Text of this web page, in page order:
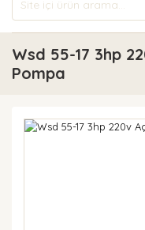
Wsd 55-17 3hp
Pompa